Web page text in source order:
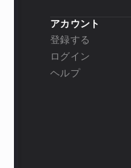
アカウント
登録する
ログイン
ヘルプ